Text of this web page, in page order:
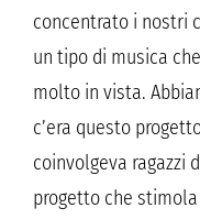
concentrato i nostri
un tipo di musica
molto in vista.
c’era questo
coinvolgeva ragazzi
progetto che